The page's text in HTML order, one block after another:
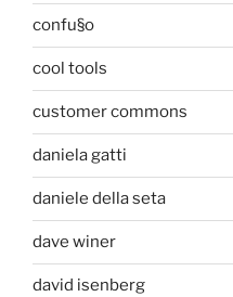
confu§o
cool tools
customer commons
daniela gatti
daniele della seta
dave winer
david isenberg